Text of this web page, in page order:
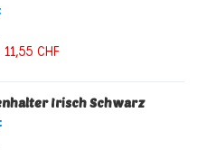
11,55 CHF
Irisch Schwarz